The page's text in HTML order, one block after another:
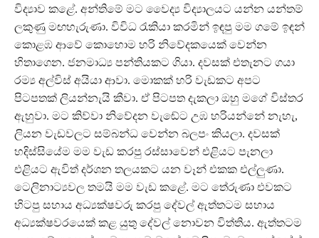
විද්‍යාව කළේ. අන්තිමේ මට වෛද්‍ය විද්‍යාලයට යන්න යන්තම්
ලකුණු මඟහැරුණා. විවිධ රැකියා කරමින් ඉඳපු මම ගමේ ඉඳන්
කොළඹ ආවේ කොහොම හරි නිවේදකයෙක් වෙන්න
හිතාගෙන. ජනමාධ්‍ය පන්තියකට ගියා. දවසක් එතැනට ගයා
රම්‍ය අල්විස් අයියා ආවා. මොකක් හරි වැඩකට අපට
පිටපතක් ලියන්නැයි කීවා. ඒ පිටපත දැකලා ඔහු මගේ විස්තර
ඇහුවා. මට කිව්වා නිවේදන වැඬේට උඹ හරියන්නේ නැහැ,
ලියන වැඩවලට සම්බන්ධ වෙන්න බලපං කියලා. දවසක්
හදිස්සියේම මම වැඩ කරපු රස්සාවෙන් එළියට පැනලා
එළියට ඇවිත් දර්ශන තලයකට යන වෑන් එකක එල්ලු‍ණා.
ටෙලිනාට්‍යවල තමයි මම වැඩ කළේ. මට තේරුණා එවකට
හිටපු සහාය අධ්‍යක්ෂවරු කරපු දේවල් ඇත්තටම සහාය
අධ්‍යක්ෂවරයෙක් කළ යුතු දේවල් නොවන විත්තිය. ඇත්තටම